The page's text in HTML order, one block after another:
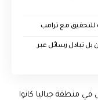
للتحقيق مع ترامب
بل تبادل رسائل عبر
منطقة جباليا كانوا